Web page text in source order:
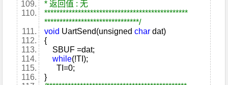
* 返回值 : 无
***********************************************
*******************************/
void UartSend(unsignedchar dat)
{
SBUF =dat;
while(!TI);
TI=0;
}